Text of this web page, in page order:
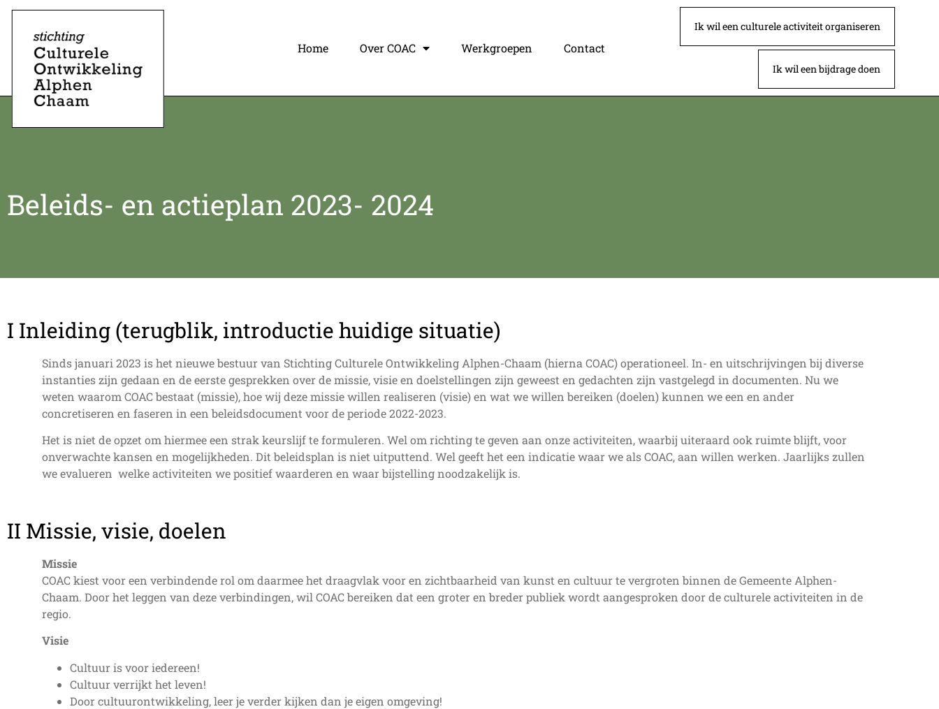
Home Over COAC Werkgroepen Contact
Ik wil een culturele activiteit organiseren
Ik wil een bijdrage doen
Beleids- en actieplan 2023- 2024
I Inleiding (terugblik, introductie huidige situatie)
Sinds januari 2023 is het nieuwe bestuur van Stichting Culturele Ontwikkeling Alphen-Chaam (hierna COAC) operationeel. In- en uitschrijvingen bij diverse
instanties zijn gedaan en de eerste gesprekken over de missie, visie en doelstellingen zijn geweest en gedachten zijn vastgelegd in documenten. Nu we
weten waarom COAC bestaat (missie), hoe wij deze missie willen realiseren (visie) en wat we willen bereiken (doelen) kunnen we een en ander
concretiseren en faseren in een beleidsdocument voor de periode 2022-2023.
Het is niet de opzet om hiermee een strak keurslijf te formuleren. Wel om richting te geven aan onze activiteiten, waarbij uiteraard ook ruimte blijft, voor
onverwachte kansen en mogelijkheden. Dit beleidsplan is niet uitputtend. Wel geeft het een indicatie waar we als COAC, aan willen werken. Jaarlijks zullen
we evalueren welke activiteiten we positief waarderen en waar bijstelling noodzakelijk is.
II Missie, visie, doelen
Missie
COAC kiest voor een verbindende rol om daarmee het draagvlak voor en zichtbaarheid van kunst en cultuur te vergroten binnen de Gemeente Alphen-
Chaam. Door het leggen van deze verbindingen, wil COAC bereiken dat een groter en breder publiek wordt aangesproken door de culturele activiteiten in de
regio.
Visie
Cultuur is voor iedereen!
Cultuur verrijkt het leven!
Door cultuurontwikkeling, leer je verder kijken dan je eigen omgeving!